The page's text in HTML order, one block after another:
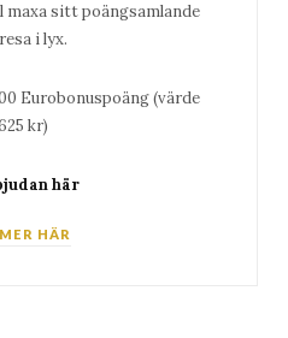
sitt poängsamlande
i lyx.
Eurobonuspoäng (värde
kr)
här
HÄR